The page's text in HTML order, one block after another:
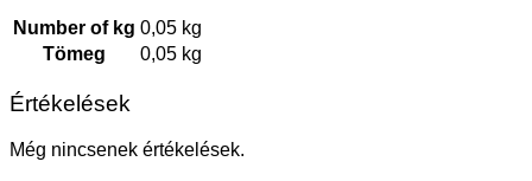
Number of kg 0,05 kg
Tömeg
0,05 kg
Értékelések
Még nincsenek értékelések.